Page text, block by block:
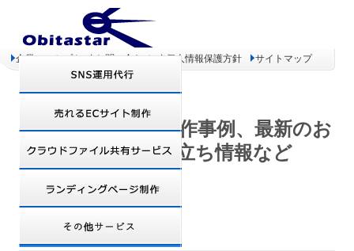
企業コンセプト お問い合わせ 個人情報保護方針 サイトマップ
オビタスター 制作事例、最新のお
得情報、お役立ち情報など
DAILY ARCHIVES:2008年6月17日